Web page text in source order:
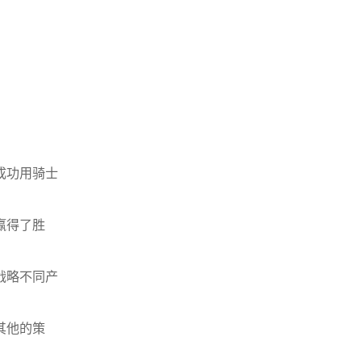
功用骑士
得了胜
略不同产
他的策